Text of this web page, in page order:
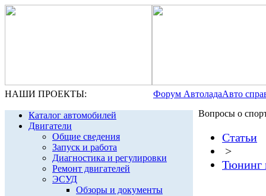
НАШИ ПРОЕКТЫ: Форум АвтоладаАвто
Каталог автомобилей
Двигатели
Общие сведения
Запуск и работа
Диагностика и регулировки
Ремонт двигателей
ЭСУД
Обзоры и документы
Вопросы о
Статьи
>
Тюнинг